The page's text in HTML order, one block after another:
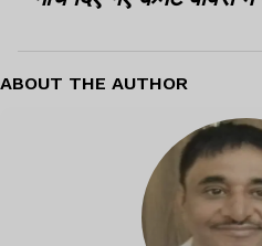
ABOUT THE AUTHOR